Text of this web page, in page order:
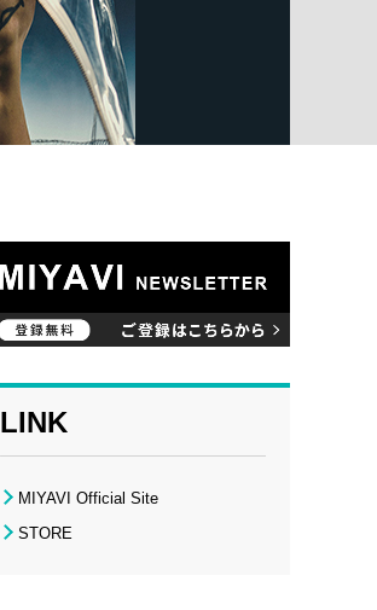
LINK
MIYAVI Official Site
STORE